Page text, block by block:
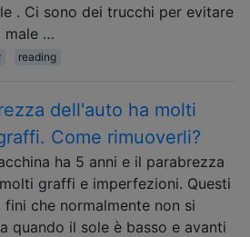
. Ci sono dei trucchi per evitare
male …
reading
dell'auto ha molti
Come rimuoverli?
ha 5 anni e il parabrezza
graffi e imperfezioni. Questi
fini che normalmente non si
quando il sole è basso e avanti